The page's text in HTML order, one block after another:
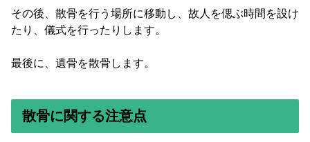
その後、散骨を行う場所に移動し、故人を偲ぶ時間を設け
たり、儀式を行ったりします。
最後に、遺骨を散骨します。
散骨に関する注意点